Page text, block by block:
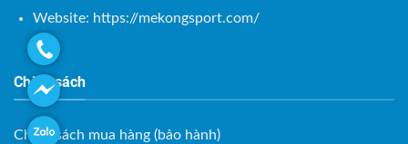
Website: https://mekongsport.com/
Chính sách
Chính sách mua hàng (bảo hành)